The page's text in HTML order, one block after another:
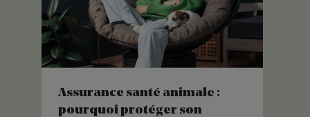
Assurance santé animale :
pourquoi protéger son